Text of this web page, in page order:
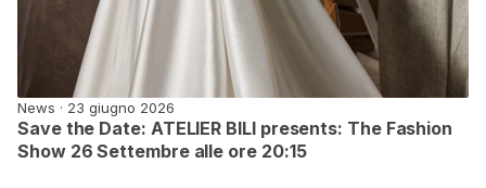
News · 23 giugno 2026
Save the Date: ATELIER BILI presents: The Fashion
Show 26 Settembre alle ore 20:15